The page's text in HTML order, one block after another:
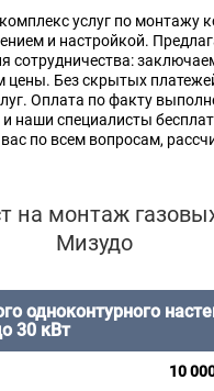
услуг по монтажу
и настройкой.
сотрудничества:
цены. Без скрытых
Оплата по факту
и наши специалисты
по всем вопросам,
на монтаж
Мизудо
одноконтурного
30 кВт
10